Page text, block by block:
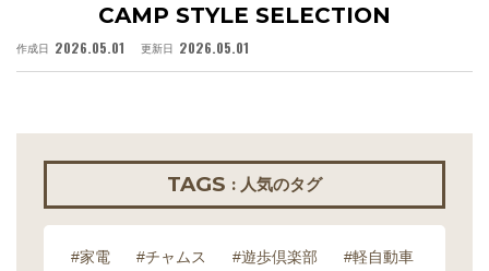
CAMP STYLE SELECTION
作成日 2026.05.01 更新日 2026.05.01
TAGS : 人気のタグ
#家電 #チャムス #遊歩倶楽部
#軽自動車